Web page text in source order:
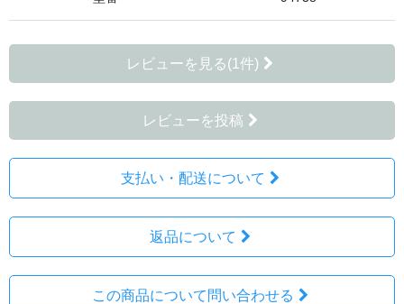
レビューを見る(1件)
レビューを投稿
支払い・配送について
返品について
この商品について問い合わせる